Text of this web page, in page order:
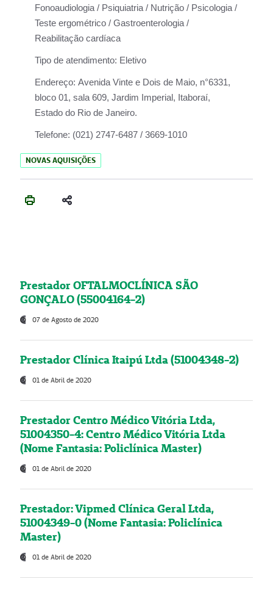
Fonoaudiologia / Psiquiatria / Nutrição / Psicologia /
Teste ergométrico / Gastroenterologia /
Reabilitação cardíaca
Tipo de atendimento: Eletivo
Endereço: Avenida Vinte e Dois de Maio, n°6331,
bloco 01, sala 609, Jardim Imperial, Itaboraí,
Estado do Rio de Janeiro.
Telefone: (021) 2747-6487 / 3669-1010
NOVAS AQUISIÇÕES
Prestador OFTALMOCLÍNICA SÃO
GONÇALO (55004164-2)
07 de Agosto de 2020
Prestador Clínica Itaipú Ltda (51004348-2)
01 de Abril de 2020
Prestador Centro Médico Vitória Ltda,
51004350-4: Centro Médico Vitória Ltda
(Nome Fantasia: Policlínica Master)
01 de Abril de 2020
Prestador: Vipmed Clínica Geral Ltda,
51004349-0 (Nome Fantasia: Policlínica
Master)
01 de Abril de 2020